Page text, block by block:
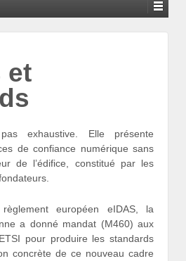
et
exhaustive. Elle présente
de confiance numérique sans
de l’édifice, constitué par les
européen eIDAS, la
a donné mandat (M460) aux
pour produire les standards
concrète de ce nouveau cadre